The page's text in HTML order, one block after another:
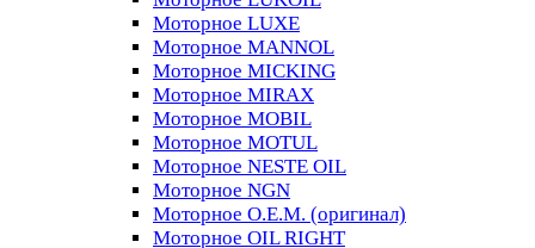
Моторное LUXE
Моторное MANNOL
Моторное MICKING
Моторное MIRAX
Моторное MOBIL
Моторное MOTUL
Моторное NESTE OIL
Моторное NGN
Моторное O.E.M. (оригинал)
Моторное OIL RIGHT